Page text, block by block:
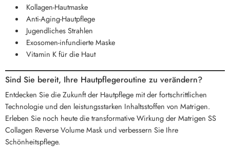
Kollagen-Hautmaske
Anti-Aging-Hautpflege
Jugendliches Strahlen
Exosomen-infundierte Maske
Vitamin K für die Haut
Sind Sie bereit, Ihre Hautpflegeroutine zu verändern?
Entdecken Sie die Zukunft der Hautpflege mit der fortschrittlichen
Technologie und den leistungsstarken Inhaltsstoffen von Matrigen.
Erleben Sie noch heute die transformative Wirkung der Matrigen SS
Collagen Reverse Volume Mask und verbessern Sie Ihre
Schönheitspflege.